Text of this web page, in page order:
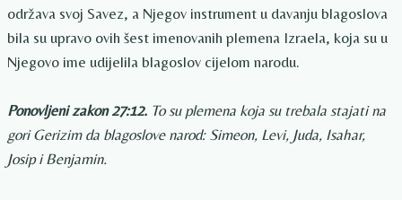
održava svoj Savez, a Njegov instrument u davanju blagoslova
bila su upravo ovih šest imenovanih plemena Izraela, koja su u
Njegovo ime udijelila blagoslov cijelom narodu.
Ponovljeni zakon 27:12. To su plemena koja su trebala stajati na
gori Gerizim da blagoslove narod: Simeon, Levi, Juda, Isahar,
Josip i Benjamin.